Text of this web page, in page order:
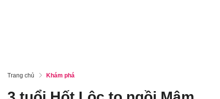
Trang chủ Khám phá